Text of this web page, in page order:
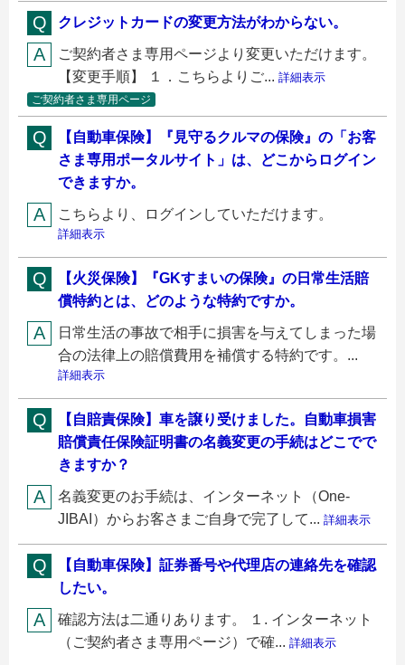
クレジットカードの変更方法がわからない。
ご契約者さま専用ページより変更いただけます。
【変更手順】 １．こちらよりご... 詳細表示
ご契約者さま専用ページ
【自動車保険】『見守るクルマの保険』の「お客
さま専用ポータルサイト」は、どこからログイン
できますか。
こちらより、ログインしていただけます。
詳細表示
【火災保険】『GKすまいの保険』の日常生活賠
償特約とは、どのような特約ですか。
日常生活の事故で相手に損害を与えてしまった場
合の法律上の賠償費用を補償する特約です。...
詳細表示
【自賠責保険】車を譲り受けました。自動車損害
賠償責任保険証明書の名義変更の手続はどこでで
きますか？
名義変更のお手続は、インターネット（One-
JIBAI）からお客さまご自身で完了して... 詳細表示
【自動車保険】証券番号や代理店の連絡先を確認
したい。
確認方法は二通りあります。 １. インターネット
（ご契約者さま専用ページ）で確... 詳細表示